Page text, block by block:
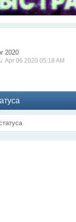
2020
Apr 06 2020 05:18 AM